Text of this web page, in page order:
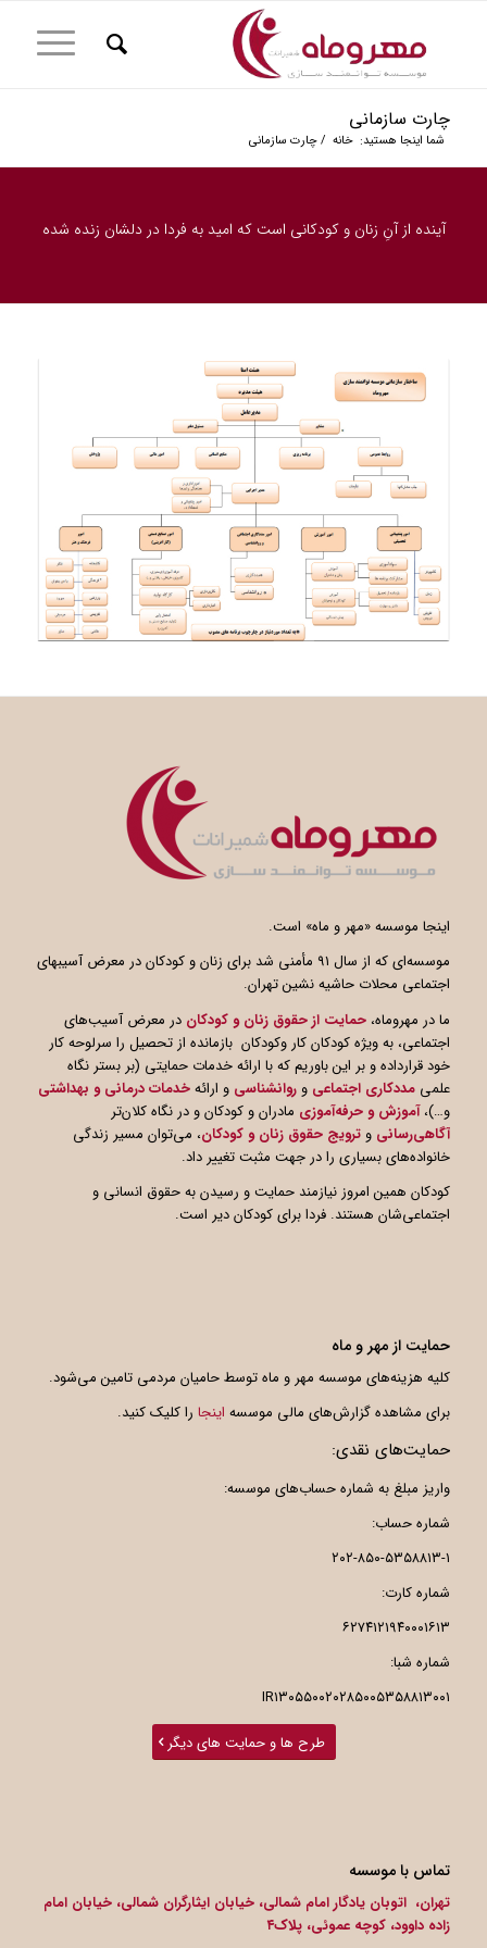
چارت سازمانی
شما اینجا هستید: خانه / چارت سازمانی
آینده از آنِ زنان و کودکانی است که امید به فردا در دلشان زنده شده
اینجا موسسه «مهر و ماه» است.
موسسه‌ای که از سال ۹۱ مأمنی شد برای زنان و کودکان در معرض آسیبهای
اجتماعی محلات حاشیه نشین تهران.
ما در مهروماه، حمایت از حقوق زنان و کودکان در معرض آسیب‌های
اجتماعی، به ویژه کودکان کار وکودکان بازمانده از تحصیل را سرلوحه کار
خود قرارداده و بر این باوریم که با ارائه خدمات حمایتی (بر بستر نگاه
علمی مددکاری اجتماعی و روانشناسی و ارائهخدمات درمانی و بهداشتی
و…)،آموزش و حرفه‌آموزی مادران و کودکان و در نگاه کلان‌تر
آگاهیرسانی و ترویج حقوق زنان و کودکان، می‌توان مسیر زندگی
خانواده‌های بسیاری را در جهت مثبت تغییر داد.
کودکان همین امروز نیازمند حمایت و رسیدن به حقوق انسانی و
اجتماعی‌شان هستند. فردا برای کودکان دیر است.
حمایت از مهر و ماه
کلیه هزینه‌های موسسه مهر و ماه توسط حامیان مردمی تامین می‌شود.
برای مشاهده گزارش‌های مالی موسسه اینجارا کلیک کنید.
حمایت‌های نقدی:
واریز مبلغ به شماره حساب‌های موسسه:
شماره حساب:
۲۰۲-۸۵۰-۵۳۵۸۸۱۳-۱
شماره کارت:
۶۲۷۴۱۲۱۹۴۰۰۰۱۶۱۳
شماره شبا:
IR۱۳۰۵۵۰۰۲۰۲۸۵۰۰۵۳۵۸۸۱۳۰۰۱
طرح ها و حمایت های دیگر
تماس با موسسه
تهران، اتوبان یادگار امام شمالی، خیابان ایثارگران شمالی، خیابان امام
زاده داوود، کوچه عموئی، پلاک۴